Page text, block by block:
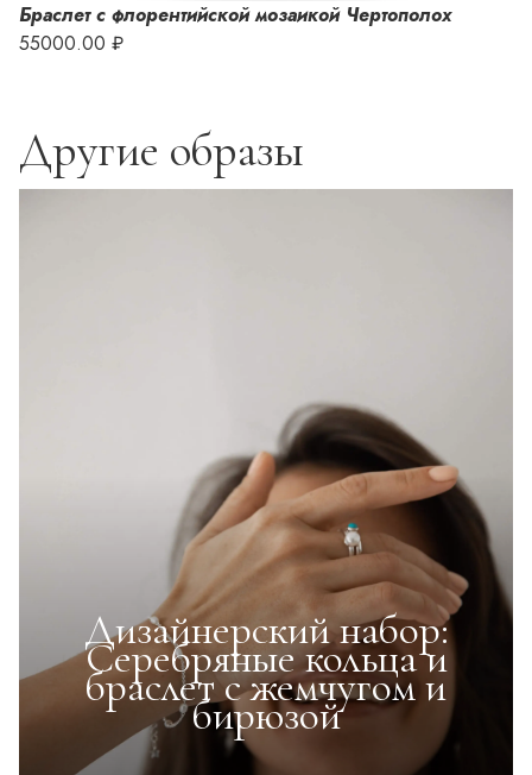
Браслет с флорентийской мозаикой Чертополох
55000.00 ₽
Другие образы
Дизайнерский набор:
Серебряные кольца и
браслет с жемчугом и
бирюзой